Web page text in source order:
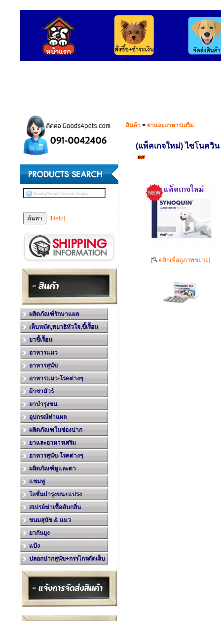
[Help]
ผลิตภัณฑ์รักษาแผล
เห็บหมัด,พยาธิหัวใจ,ขี้เรื้อน
ยาขี้เรื้อน
อาหารแมว
อาหารสุนัข
อาหารแมว-โรคต่างๆ
ผ้าชามัวร์
ยาบำรุงขน
อุปกรณ์ทำแผล
ผลิตภัณฑในช่องปาก
ยาและอาหารเสริม
อาหารสุนัข-โรคต่างๆ
ผลิตภัณฑ์หูและตา
แชมพู
โลชั่นบำรุงขน+แปรง
สเปรย์ฆ่าเชื้อดับกลิ่น
ขนมสุนัข & แมว
ยากันยุง
แป้ง
ปลอกปากสุนัข+กรรไกรตัดเล็บ
สินค้า > ยาและอาหารเสริม
(แพ็คเกจใหม่) ไซโนควิ
[ คลิกเพื่อดูภาพขยาย]